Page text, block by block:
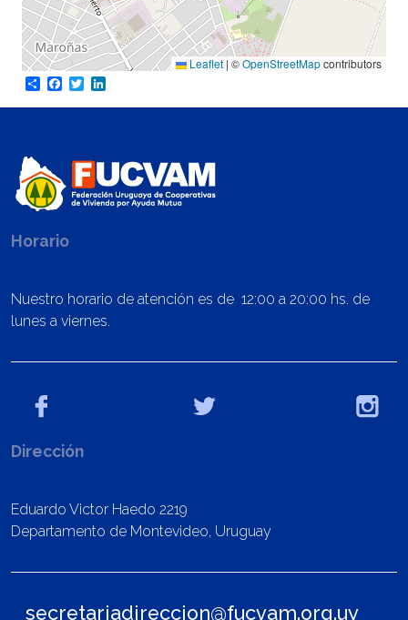
Leaflet | ©OpenStreetMapcontributors
ShareFacebook
Twitter
Horario
Nuestro horario de atención es de 12:00 a 20:00 hs. de
lunes a viernes.
Dirección
Eduardo Victor Haedo 2219
Departamento de Montevideo, Uruguay
secretariadireccion@fucvam.org.uy